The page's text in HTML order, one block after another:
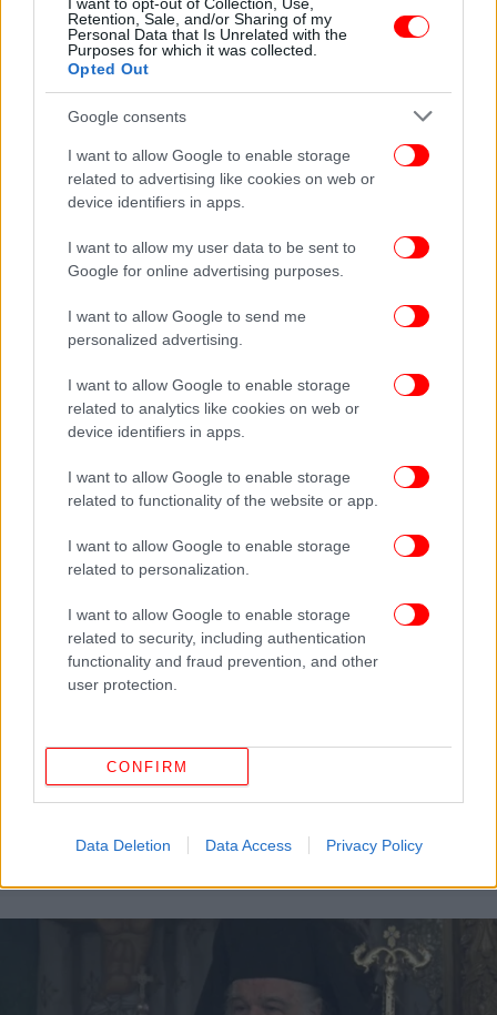
Retention, Sale, and/or Sharing of my
Personal Data that Is Unrelated with the
Purposes for which it was collected.
Opted Out
Google consents
I want to allow Google to enable storage
related to advertising like cookies on web or
device identifiers in apps.
I want to allow my user data to be sent to
Google for online advertising purposes.
I want to allow Google to send me
personalized advertising.
I want to allow Google to enable storage
related to analytics like cookies on web or
device identifiers in apps.
I want to allow Google to enable storage
related to functionality of the website or app.
I want to allow Google to enable storage
related to personalization.
I want to allow Google to enable storage
related to security, including authentication
functionality and fraud prevention, and other
user protection.
CONFIRM
Data Deletion Data Access Privacy Policy
«Εξάψαλμος» Αμβρόσιου σε Τσίπρα: Είναι άθεος,
αντίχριστος πρωθυπουργός, δεν έχει τσίπα
ΕΛΛΑΔΑ 23/03/2016 11:31
Αμβρόσιος: Να μη μολύνουν την περιοχή μας τα
περήφανο!